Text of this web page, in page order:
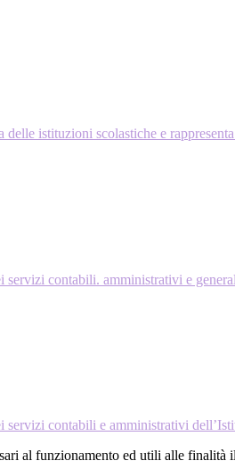
istituzioni scolastiche e
contabili. amministrativi e
contabili e amministrativi
al funzionamento ed utili alle finalità